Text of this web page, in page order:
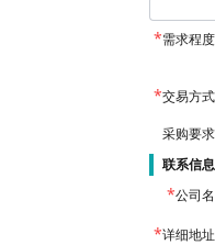
需求程
交易方
采购要
联系信息
公司
详细地